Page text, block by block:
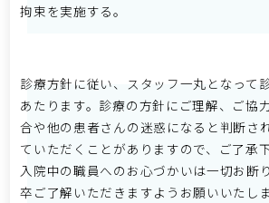
拘束を実施する。
診療方針に従い、スタッフ一丸となって
あたります。診療の方針にご理解、ご協
合や他の患者さんの迷惑になると判断さ
ていただくことがありますので、ご了承下
入院中の職員へのお心づかいは一切お断
卒ご了解いただきますようお願いいたしま